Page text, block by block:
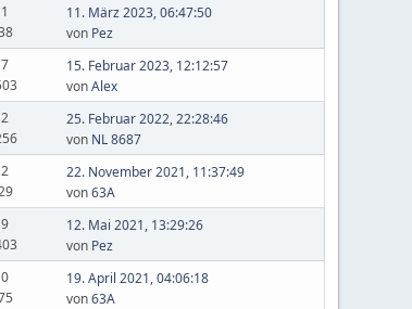
11. März 2023, 06:47:50
von Pez
15. Februar 2023, 12:12:57
vonAlex
25. Februar 2022, 22:28:46
von NL 8687
22. November 2021, 11:37:49
von63A
12. Mai 2021, 13:29:26
von Pez
19. April 2021, 04:06:18
von63A